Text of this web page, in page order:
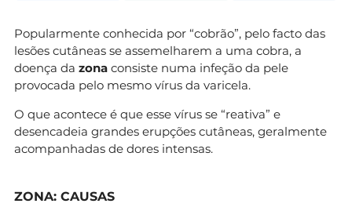
Popularmente conhecida por “cobrão”, pelo facto das
lesões cutâneas se assemelharem a uma cobra, a
doença da zona consiste numa infeção da pele
provocada pelo mesmo vírus da varicela.
O que acontece é que esse vírus se “reativa” e
desencadeia grandes erupções cutâneas, geralmente
acompanhadas de dores intensas.
ZONA: CAUSAS